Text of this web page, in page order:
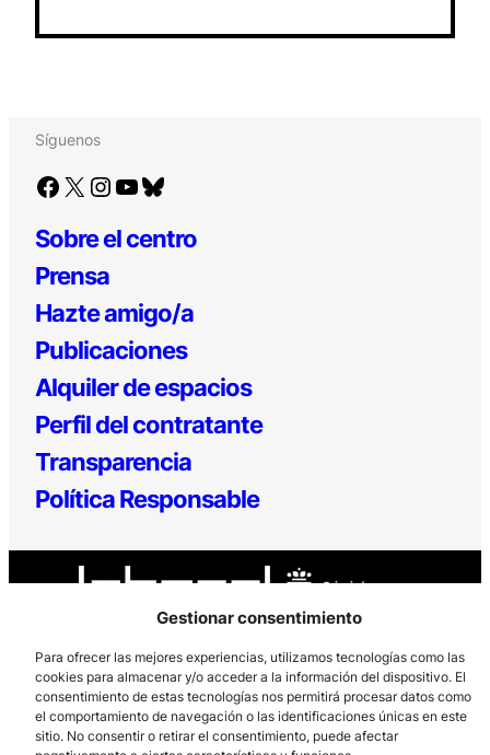
Gestionar consentimiento
Para ofrecer las mejores experiencias, utilizamos tecnologías como las
cookies para almacenar y/o acceder a la información del dispositivo. El
consentimiento de estas tecnologías nos permitirá procesar datos como
el comportamiento de navegación o las identificaciones únicas en este
sitio. No consentir o retirar el consentimiento, puede afectar
Síguenos
Facebook X Instagram YouTube Bluesky
Sobre el centro
Prensa
Hazte amigo/a
Publicaciones
Alquiler de espacios
Perfil del contratante
Transparencia
Política Responsable
Los Prados, 121 – 33203 Gijón
985 185 577 – info@laboralcentrodearte.org